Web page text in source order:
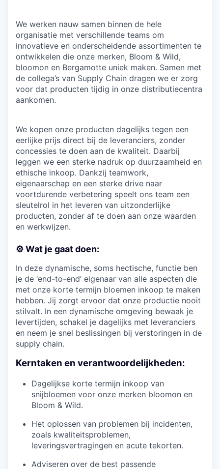
We werken nauw samen binnen de hele
organisatie met verschillende teams om
innovatieve en onderscheidende assortimenten te
ontwikkelen die onze merken, Bloom & Wild,
bloomon en Bergamotte uniek maken. Samen met
de collega’s van Supply Chain dragen we er zorg
voor dat producten tijdig in onze distributiecentra
aankomen.
We kopen onze producten dagelijks tegen een
eerlijke prijs direct bij de leveranciers, zonder
concessies te doen aan de kwaliteit. Daarbij
leggen we een sterke nadruk op duurzaamheid en
ethische inkoop. Dankzij teamwork,
eigenaarschap en een sterke drive naar
voortdurende verbetering speelt ons team een
sleutelrol in het leveren van uitzonderlijke
producten, zonder af te doen aan onze waarden
en werkwijzen.
⚙️ Wat je gaat doen:
In deze dynamische, soms hectische, functie ben
je de ‘end-to-end’ eigenaar van alle aspecten die
met onze korte termijn bloemen inkoop te maken
hebben. Jij zorgt ervoor dat onze productie nooit
stilvalt. In een dynamische omgeving bewaak je
levertijden, schakel je dagelijks met leveranciers
en neem je snel beslissingen bij verstoringen in de
supply chain.
Kerntaken en verantwoordelijkheden:
Dagelijkse korte termijn inkoop van
snijbloemen voor onze merken bloomon en
Bloom & Wild.
Het oplossen van problemen bij incidenten,
zoals kwaliteitsproblemen,
leveringsvertragingen en acute tekorten.
Adviseren over de best passende